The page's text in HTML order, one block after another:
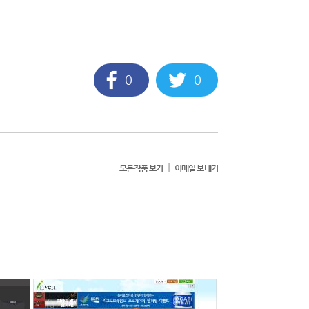
0 0
모든작품 보기 | 이메일 보내기